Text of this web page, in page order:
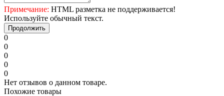
Примечание: HTML разметка не поддерживается!
Используйте обычный текст.
Продолжить
0
0
0
0
0
Нет отзывов о данном товаре.
Похожие товары